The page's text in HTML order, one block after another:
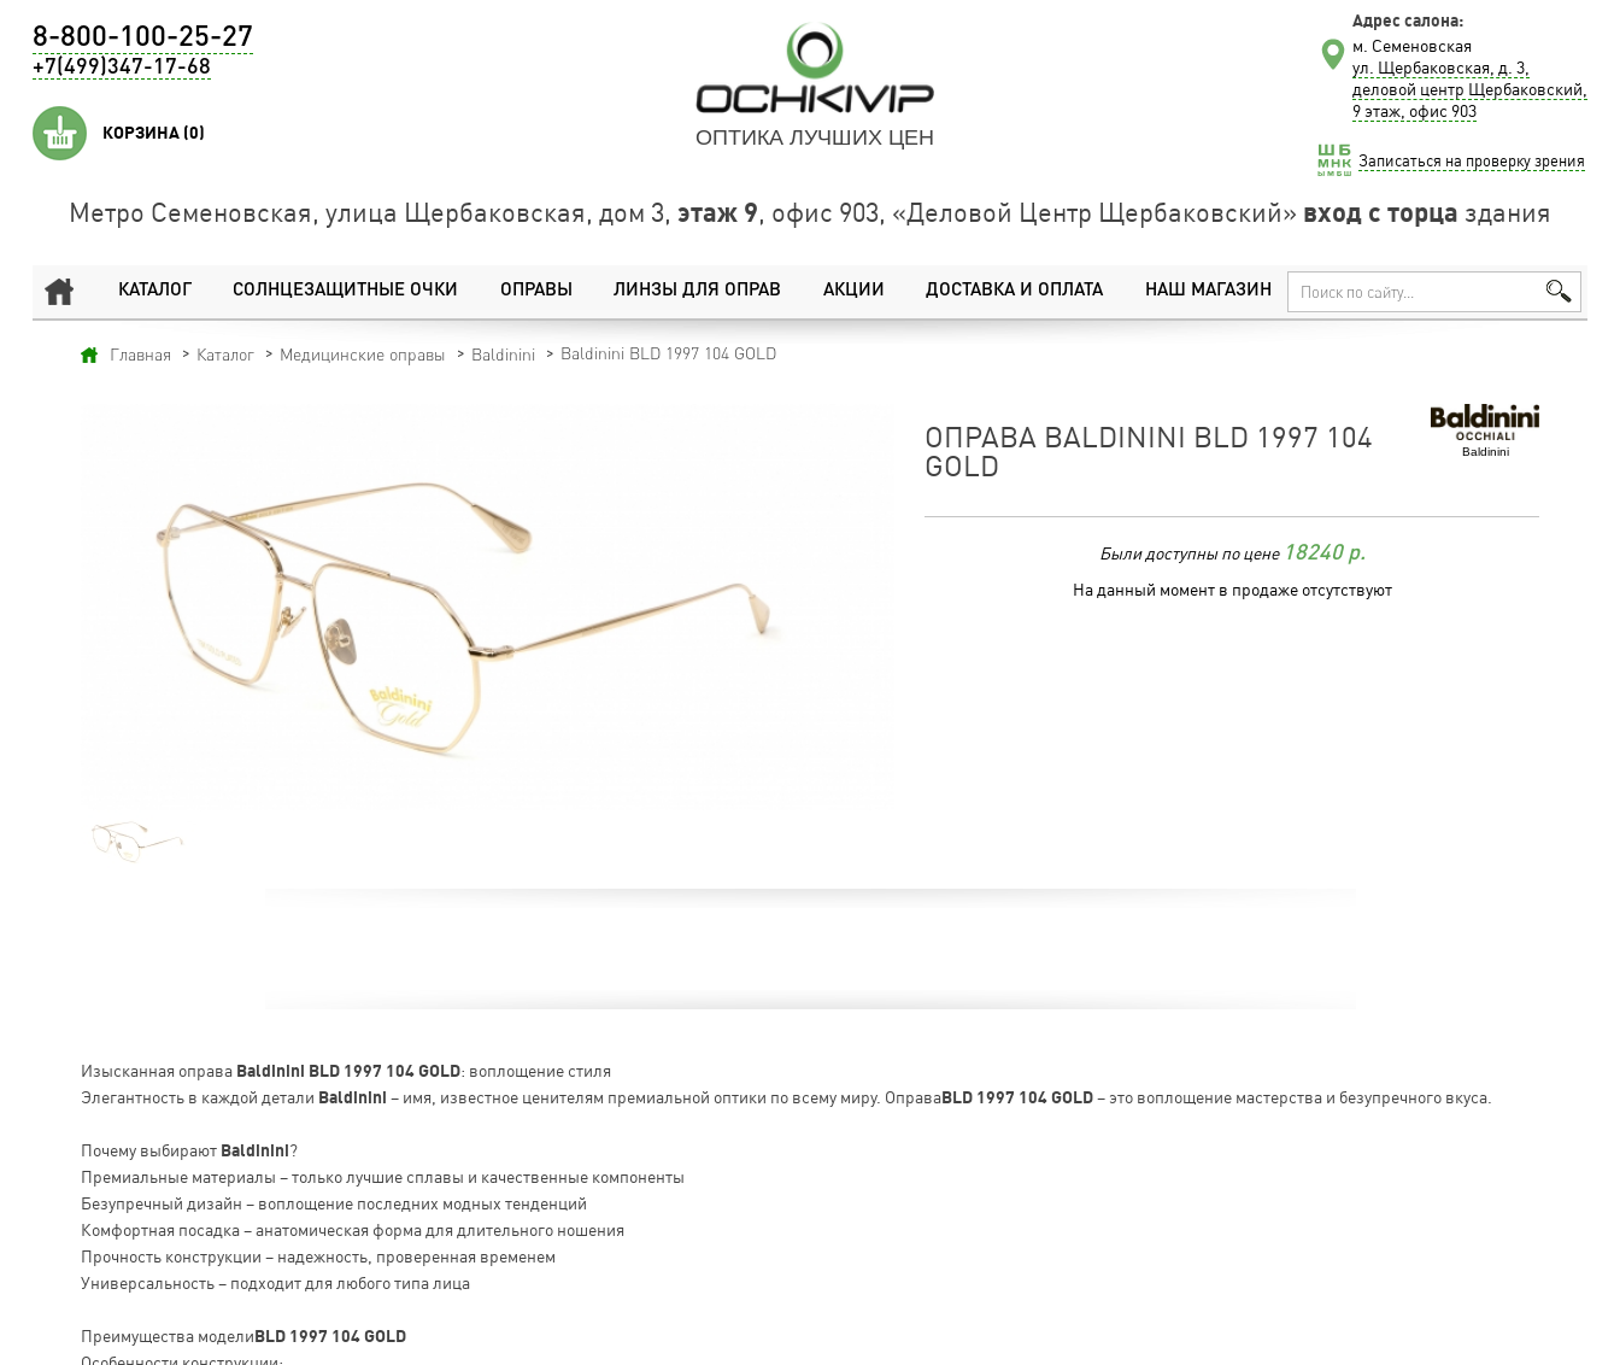
8-800-100-25-27
+7(499)347-17-68
КОРЗИНА (0) ОПТИКА ЛУЧШИХ ЦЕН
Адрес салона:
м. Семеновская
ул. Щербаковская, д. 3,
деловой центр Щербаковский,
9 этаж, офис 903
Записаться на проверку зрения
Метро Семеновская, улица Щербаковская, дом 3, этаж 9, офис 903, «Деловой Центр Щербаковский» вход с торца здания
КАТАЛОГ СОЛНЦЕЗАЩИТНЫЕ ОЧКИ ОПРАВЫ ЛИНЗЫ ДЛЯ ОПРАВ АКЦИИ ДОСТАВКА И ОПЛАТА НАШ МАГАЗИН
Главная Каталог Медицинские оправы Baldinini Baldinini BLD 1997 104 GOLD
Baldinini
ОПРАВА BALDININI BLD 1997 104
GOLD
Были доступны по цене 18240р.
На данный момент в продаже отсутствуют
Изысканная оправа Baldinini BLD 1997 104 GOLD: воплощение стиля
Элегантность в каждой детали Baldinini – имя, известное ценителям премиальной оптики по всему миру. ОправаBLD 1997 104 GOLD– это воплощение мастерства и безупречного вкуса.
Почему выбирают Baldinini?
Премиальные материалы – только лучшие сплавы и качественные компоненты
Безупречный дизайн – воплощение последних модных тенденций
Комфортная посадка – анатомическая форма для длительного ношения
Прочность конструкции – надежность, проверенная временем
Универсальность – подходит для любого типа лица
Преимущества моделиBLD 1997 104 GOLD